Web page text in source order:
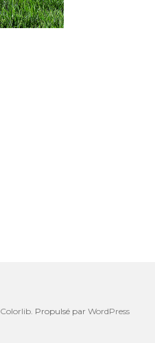
Colorlib. Propulsé par WordPress